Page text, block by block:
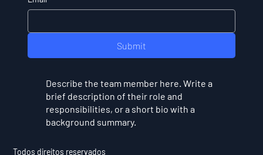
Submit
Describe the team member here. Write a
brief description of their role and
responsibilities, or a short bio with a
background summary.
Todos direitos reservados